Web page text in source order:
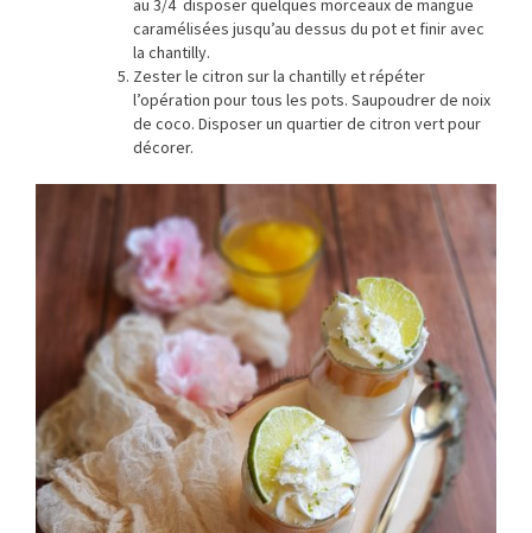
au 3/4 disposer quelques morceaux de mangue
caramélisées jusqu’au dessus du pot et finir avec
la chantilly.
Zester le citron sur la chantilly et répéter
l’opération pour tous les pots. Saupoudrer de noix
de coco. Disposer un quartier de citron vert pour
décorer.